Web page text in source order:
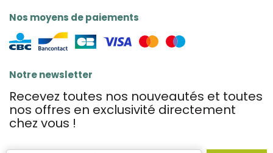
Nos moyens de paiements
Notre newsletter
Recevez toutes nos nouveautés et toutes
nos offres en exclusivité directement
chez vous !